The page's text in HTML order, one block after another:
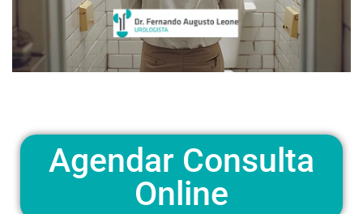
Agendar Consulta
Online